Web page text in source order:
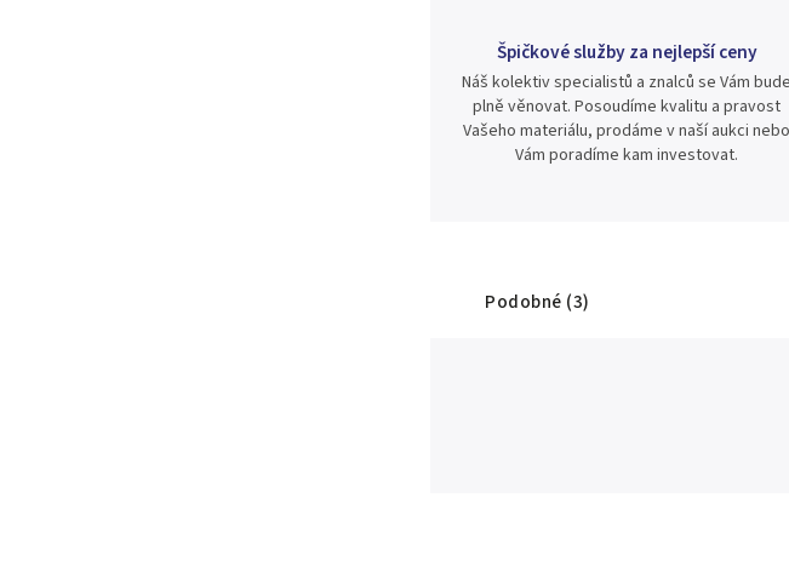
Špičkové služby za nejlepší ceny
Náš kolektiv specialistů a znalců se Vám bude
plně věnovat. Posoudíme kvalitu a pravost
Vašeho materiálu, prodáme v naší aukci nebo
Vám poradíme kam investovat.
Podobné (3)